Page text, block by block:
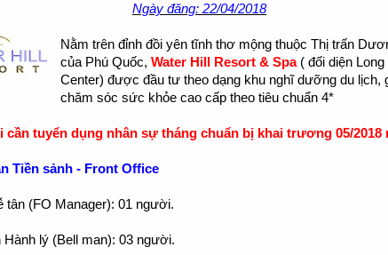
Ngày đăng: 22/04/2018
Nằm trên đỉnh đồi yên tĩnh thơ mộng thuộc Thị trấn
của Phú Quốc,Water Hill Resort & Spa( đối diện Long
Center) được đầu tư theo dạng khu nghĩ dưỡng du lịch,
chăm sóc sức khỏe cao cấp theo tiêu chuẩn 4*
cần tuyển dụng nhân sự tháng chuẩn bị khai trương 05/2018
Tiền sảnh - Front Office
tân (FO Manager): 01 người.
Hành lý (Bell man): 03 người.